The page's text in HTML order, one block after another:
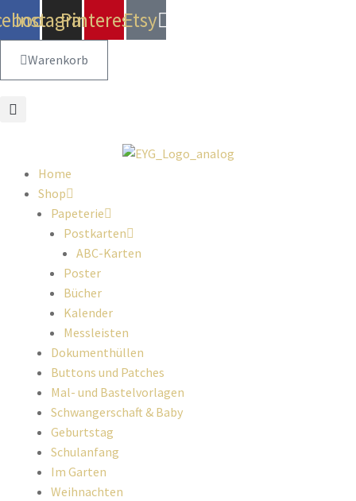
InstagramPinterestEtsy
Warenkorb
Home
Shop
Papeterie
Postkarten
ABC-Karten
Poster
Bücher
Kalender
Messleisten
Dokumenthüllen
Buttons und Patches
Mal- und Bastelvorlagen
Schwangerschaft & Baby
Geburtstag
Schulanfang
Im Garten
Weihnachten